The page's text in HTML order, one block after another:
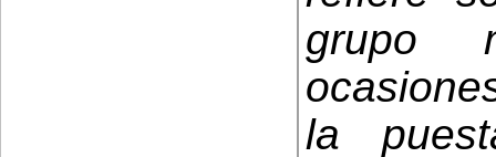
grupo
la